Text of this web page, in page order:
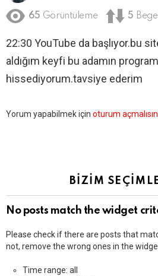
65 Görüntüleme 5
22:30 YouTube da başlıyor.bu
aldığım keyfi bu adamın
hissediyorum.tavsiye ederim
Bir
Yorum yapabilmek için oturum
BİZİM
No posts match the widget
Please check if there are posts that
not, remove the wrong ones in the
Time range: all